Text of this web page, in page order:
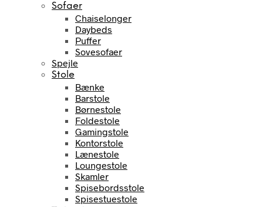
Sofaer
Chaiselonger
Daybeds
Puffer
Sovesofaer
Spejle
Stole
Bænke
Barstole
Børnestole
Foldestole
Gamingstole
Kontorstole
Lænestole
Loungestole
Skamler
Spisebordsstole
Spisestuestole